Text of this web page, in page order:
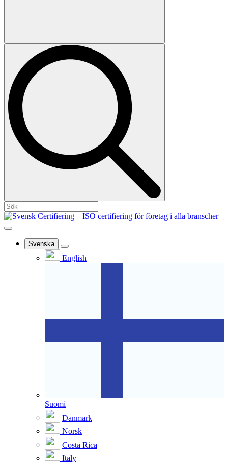
Svenska
English
Suomi
Danmark
Norsk
Costa Rica
Italy